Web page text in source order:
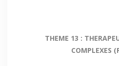
THEME 13 :
COMPLEXES